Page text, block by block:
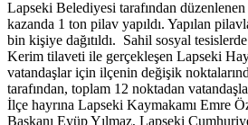
Lapseki Belediyesi tarafından
kazanda 1 ton pilav yapıldı. Yapılan
bin kişiye dağıtıldı. Sahil sosyal
Kerim tilaveti ile gerçekleşen Lapseki
vatandaşlar için ilçenin değişik
tarafından, toplam 12 noktadan
İlçe hayrına Lapseki Kaymakamı Emre
Başkanı Eyüp Yılmaz, Lapseki